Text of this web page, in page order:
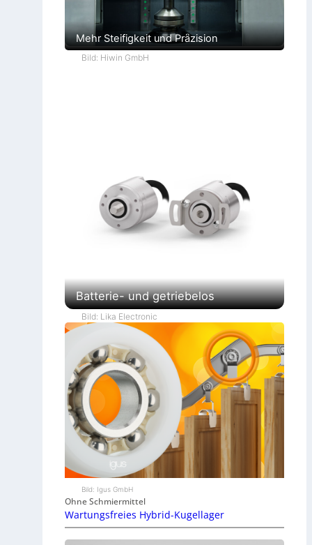
Mehr Steifigkeit und Präzision
Bild: Hiwin GmbH
Batterie- und getriebelos
Bild: Lika Electronic
Bild: Igus GmbH
Ohne Schmiermittel
Wartungsfreies Hybrid-Kugellager